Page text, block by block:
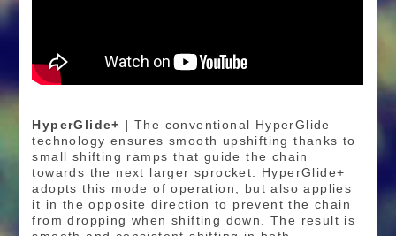
HyperGlide+ | The conventional HyperGlide
technology ensures smooth upshifting thanks to
small shifting ramps that guide the chain
towards the next larger sprocket. HyperGlide+
adopts this mode of operation, but also applies
it in the opposite direction to prevent the chain
from dropping when shifting down. The result is